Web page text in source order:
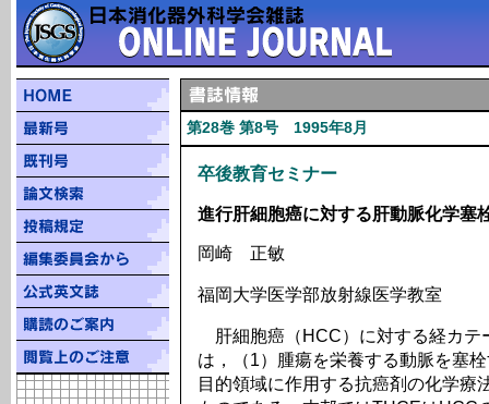
第28巻 第8号 1995年8月
卒後教育セミナー
進行肝細胞癌に対する肝動脈化学塞
岡崎 正敏
福岡大学医学部放射線医学教室
肝細胞癌（HCC）に対する経カテ
は，（1）腫瘍を栄養する動脈を塞
目的領域に作用する抗癌剤の化学療